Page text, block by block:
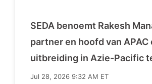
SEDA benoemt Rakesh
partner en hoofd van APAC
uitbreiding in Azie-Pacific
Jul 28, 2026 9:32 AM ET